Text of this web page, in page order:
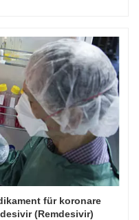
für koronare
(Remdesivir)